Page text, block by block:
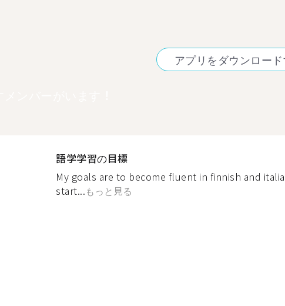
アプリをダウンロード
語学学習の目標
My goals are to become fluent in finnish and
start...もっと見る